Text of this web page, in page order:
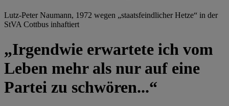
Lutz-Peter Naumann, 1972 wegen „staatsfeindlicher Hetze“ in der
StVA Cottbus inhaftiert
„Irgendwie erwartete ich vom
Leben mehr als nur auf eine
Partei zu schwören...“